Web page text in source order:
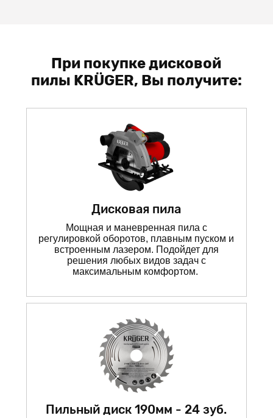
При покупке дисковой
пилы KRÜGER, Вы получите:
Дисковая пила
Мощная и маневренная пила с
регулировкой оборотов, плавным пуском и
встроенным лазером. Подойдет для
решения любых видов задач с
максимальным комфортом.
Пильный диск 190мм - 24 зуб.